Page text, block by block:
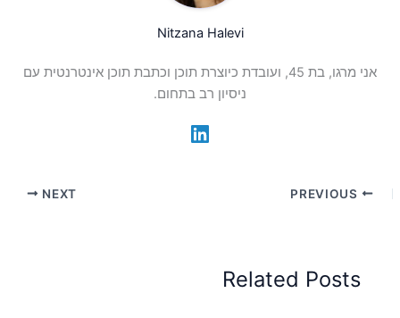
Nitzana Halevi
אני מרגו, בת 45, ועובדת כיוצרת תוכן וכתבת תוכן אינטרנטית עם
ניסיון רב בתחום.
NEXT
Related Posts